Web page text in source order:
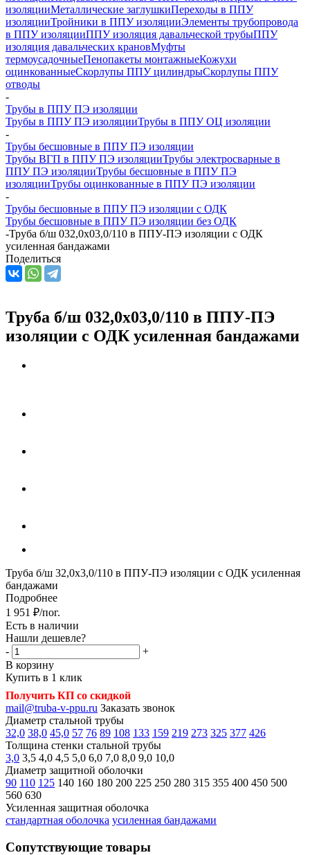
изоляцииМеталлические заглушкиПереходы в ППУ
изоляцииТройники в ППУ изоляцииЭлементы трубопровода
в ППУ изоляцииППУ изоляция давальческой трубыППУ
изоляция давальческих крановМуфты
термоусадочныеПенопакеты монтажныеКожухи
оцинкованныеСкорлупы ППУ цилиндрыСкорлупы ППУ
отводы
-
Трубы в ППУ ПЭ изоляции
Трубы в ППУ ПЭ изоляцииТрубы в ППУ ОЦ изоляции
-
Трубы бесшовные в ППУ ПЭ изоляции
Трубы ВГП в ППУ ПЭ изоляцииТрубы электросварные в
ППУ ПЭ изоляцииТрубы бесшовные в ППУ ПЭ
изоляцииТрубы оцинкованные в ППУ ПЭ изоляции
-
Трубы бесшовные в ППУ ПЭ изоляции с ОДК
Трубы бесшовные в ППУ ПЭ изоляции без ОДК
-Труба б/ш 032,0х03,0/110 в ППУ-ПЭ изоляции с ОДК
усиленная бандажами
Поделиться
Труба б/ш 032,0х03,0/110 в ППУ-ПЭ
изоляции с ОДК усиленная бандажами
Труба б/ш 32,0х3,0/110 в ППУ-ПЭ изоляции с ОДК усиленная
бандажами
Подробнее
1 951 ₽/пог.
Есть в наличии
Нашли дешевле?
-
+
В корзину
Купить в 1 клик
Получить КП со скидкой
mail@truba-v-ppu.ru Заказать звонок
Диаметр стальной трубы
32,0 38,0 45,0 57 76 89 108 133 159 219 273 325 377 426
Толщина стенки стальной трубы
3,0 3,5 4,0 4,5 5,0 6,0 7,0 8,0 9,0 10,0
Диаметр защитной оболочки
90 110 125 140 160 180 200 225 250 280 315 355 400 450 500
560 630
Усиленная защитная оболочка
стандартная оболочка усиленная бандажами
Сопутствующие товары